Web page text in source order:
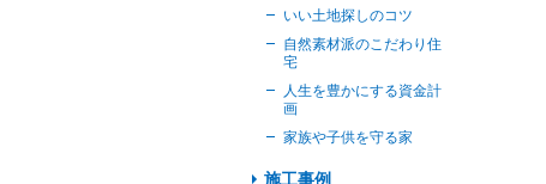
いい土地探しのコツ
自然素材派のこだわり住
宅
人生を豊かにする資金計
画
家族や子供を守る家
施工事例